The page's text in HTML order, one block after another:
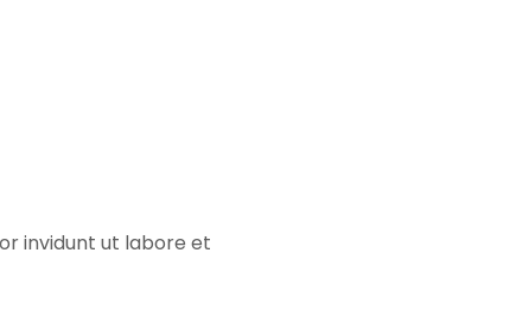
invidunt ut labore et